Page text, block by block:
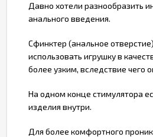
Давно хотели разнообразить
анального введения.
Сфинктер (анальное
использовать игрушку в
более узким, вследствие чего
На одном конце стимулятора
изделия внутри.
Для более комфортного